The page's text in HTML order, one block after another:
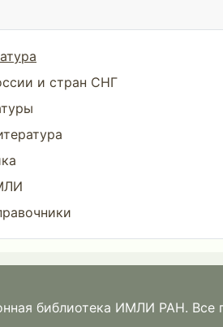
и стран СНГ
библиотека ИМЛИ РАН. Все